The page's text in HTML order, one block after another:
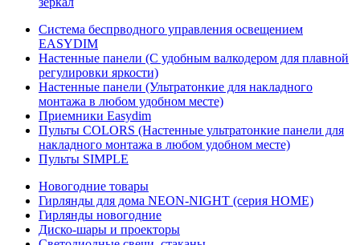
Система беспрводного управления освещением
EASYDIM
Настенные панели (С удобным валкодером для плавной
регулировки яркости)
Настенные панели (Ультратонкие для накладного
монтажа в любом удобном месте)
Приемники Easydim
Пульты COLORS (Настенные ультратонкие панели для
накладного монтажа в любом удобном месте)
Пульты SIMPLE
Новогодние товары
Гирлянды для дома NEON-NIGHT (серия HOME)
Гирлянды новогодние
Диско-шары и проекторы